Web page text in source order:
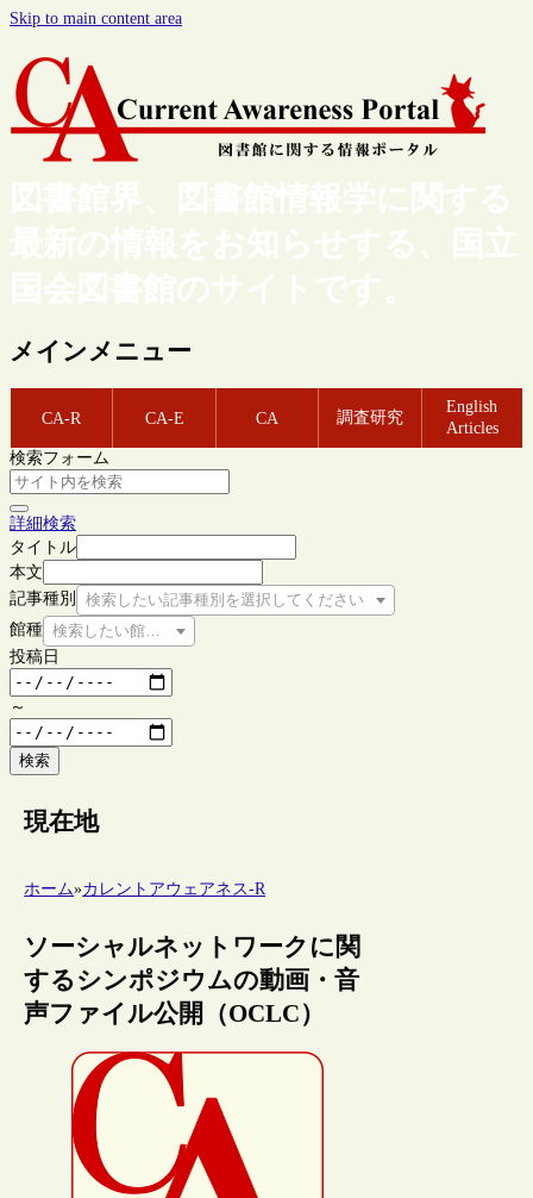
Skip to main content area
図書館界、図書館情報学に関する
最新の情報をお知らせする、国立
国会図書館のサイトです。
メインメニュー
CA-R CA-E CA 調査研究
English
Articles
検索フォーム
詳細検索
タイトル
本文
記事種別
検索したい記事種別を選択してください
館種 検索したい館種を選択してください
投稿日
～
検索
現在地
ホーム»カレントアウェアネス-R
ソーシャルネットワークに関
するシンポジウムの動画・音
声ファイル公開（OCLC）